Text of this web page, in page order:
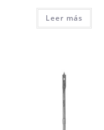
Leer más